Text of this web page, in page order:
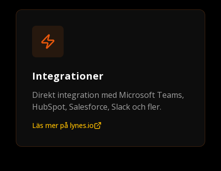
Integrationer
Direkt integration med Microsoft Teams,
HubSpot, Salesforce, Slack och fler.
Läs mer på lynes.io